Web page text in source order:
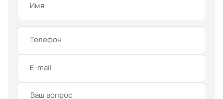
Имя
Телефон
E-mail